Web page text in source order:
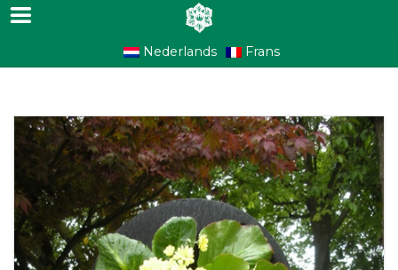
Nederlands Frans